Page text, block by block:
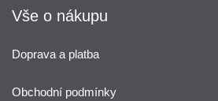
Vše o nákupu
Doprava a platba
Obchodní podmínky